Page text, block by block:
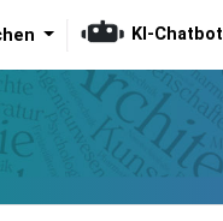
KI-Chatbot